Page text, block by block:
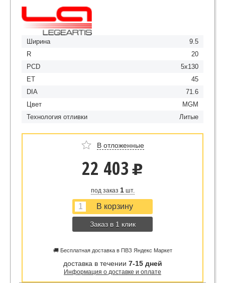
Ширина
9.5
R
20
PCD
5x130
ET
45
DIA
71.6
Цвет
MGM
Технология отливки
Литые
В отложенные
22 403 u
под заказ 1шт.
Заказ в 1 клик
🚚 Бесплатная доставка в ПВЗ Яндекс Маркет
доставка в течении 7-15 дней
Информация о доставке и оплате